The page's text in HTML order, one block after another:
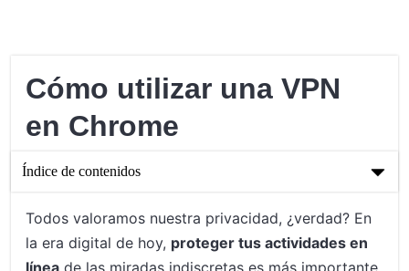
Cómo utilizar una VPN
en Chrome
Índice de contenidos
Entendiendo la necesidad de una VPN en Chrome
Todos valoramos nuestra privacidad, ¿verdad? En
la era digital de hoy, proteger tus actividades en
línea de las miradas indiscretas es más importante